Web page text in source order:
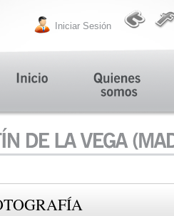
Iniciar Sesión